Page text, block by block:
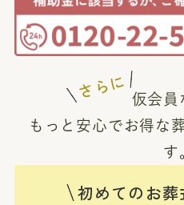
さらに 仮会員
もっと安心でお得な
す
初めてのお葬